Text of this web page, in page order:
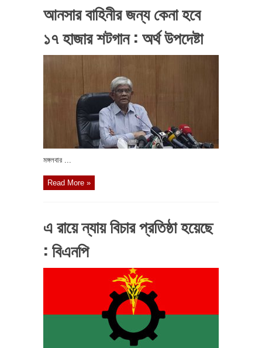
আনসার বাহিনীর জন্য কেনা হবে
১৭ হাজার শটগান : অর্থ উপদেষ্টা
মঙ্গলবার ...
Read More »
এ রায়ে ন্যায় বিচার প্রতিষ্ঠা হয়েছে
: বিএনপি